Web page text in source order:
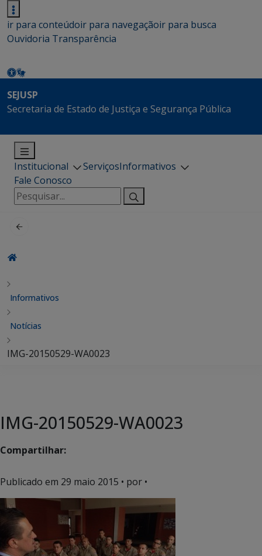
ir para conteúdoir para navegaçãoir para busca
Ouvidoria Transparência
SEJUSP
Secretaria de Estado de Justiça e Segurança Pública
Institucional ServiçosInformativos
Fale Conosco
Pesquisar
por:
Informativos
Notícias
IMG-20150529-WA0023
IMG-20150529-WA0023
Compartilhar:
Publicado em 29 maio 2015 • por •